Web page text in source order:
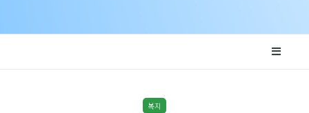
복지